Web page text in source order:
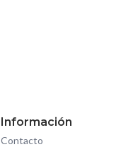
Información
Contacto